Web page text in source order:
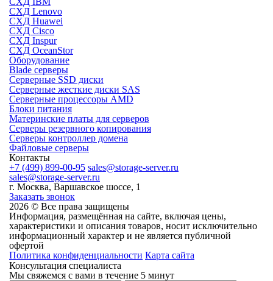
СХД Lenovo
СХД Huawei
СХД Cisco
СХД Inspur
СХД OceanStor
Оборудование
Blade серверы
Серверные SSD диски
Cерверные жесткие диски SAS
Серверные процессоры AMD
Блоки питания
Материнские платы для серверов
Серверы резервного копирования
Серверы контроллер домена
Файловые серверы
Контакты
+7 (499) 899-00-95 sales@storage-server.ru
sales@storage-server.ru
г. Москва, Варшавское шоссе, 1
Заказать звонок
2026 © Все права защищены
Информация, размещённая на сайте, включая цены,
характеристики и описания товаров, носит исключительно
информационный характер и не является публичной
офертой
Политика конфиденциальности Карта сайта
Консультация специалиста
Мы свяжемся с вами в течение 5 минут